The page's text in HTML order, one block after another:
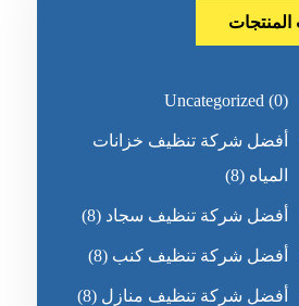
المنتجات
Uncategorized (0)
أفضل شركة تنظيف خزانات
المياه (8)
أفضل شركة تنظيف سجاد (8)
أفضل شركة تنظيف كنب (8)
أفضل شركة تنظيف منازل (8)